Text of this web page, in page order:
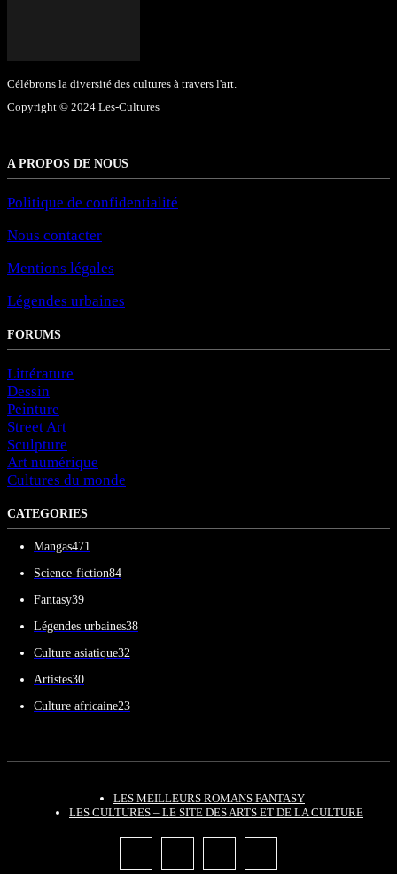
Célébrons la diversité des cultures à travers l'art.
Copyright © 2024 Les-Cultures
A PROPOS DE NOUS
Politique de confidentialité
Nous contacter
Mentions légales
Légendes urbaines
FORUMS
Littérature
Dessin
Peinture
Street Art
Sculpture
Art numérique
Cultures du monde
CATEGORIES
Mangas471
Science-fiction84
Fantasy39
Légendes urbaines38
Culture asiatique32
Artistes30
Culture africaine23
LES MEILLEURS ROMANS FANTASY
LES CULTURES – LE SITE DES ARTS ET DE LA CULTURE